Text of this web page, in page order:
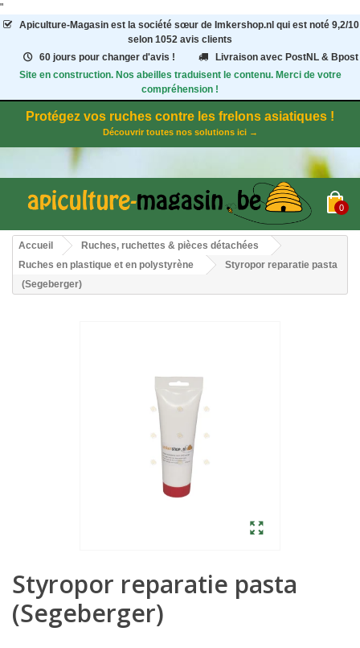
"
Apiculture-Magasinest la société sœur de Imkershop.nl qui est noté 9,2/10
selon 1052 avis clients
60 jours pour changer d'avis !
Livraison avec PostNL & Bpost
Site en construction. Nos abeilles traduisent le contenu. Merci de votre
compréhension !
Protégez vos ruches contre les frelons asiatiques !
Découvrir toutes nos solutions ici →
0
Accueil
Ruches, ruchettes & pièces détachées
Ruches en plastique et en polystyrène
Styropor reparatie pasta
(Segeberger)
Styropor reparatie pasta
(Segeberger)